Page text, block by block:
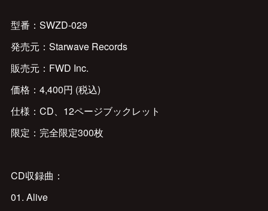
型番：SWZD-029
発売元：Starwave Records
販売元：FWD Inc.
価格：4,400円 (税込)
仕様：CD、12ページブックレット
限定：完全限定300枚
CD収録曲：
01. Alive